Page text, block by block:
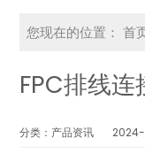
您现在的位置： 首
FPC排线
分类：产品资讯